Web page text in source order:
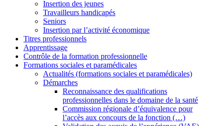
Insertion des jeunes
Travailleurs handicapés
Seniors
Insertion par l’activité économique
Titres professionnels
Apprentissage
Contrôle de la formation professionnelle
Formations sociales et paramédicales
Actualités (formations sociales et paramédicales)
Démarches
Reconnaissance des qualifications
professionnelles dans le domaine de la santé
Commission régionale d’équivalence pour
l’accès aux concours de la fonction (…)